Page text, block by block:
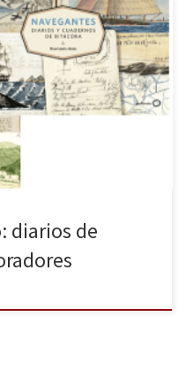
del mundo» se podría
de mostrarnos los
Asia y América en la
Exploradores: Cuadernos
ver booktrail), GeoPlaneta
diarios de